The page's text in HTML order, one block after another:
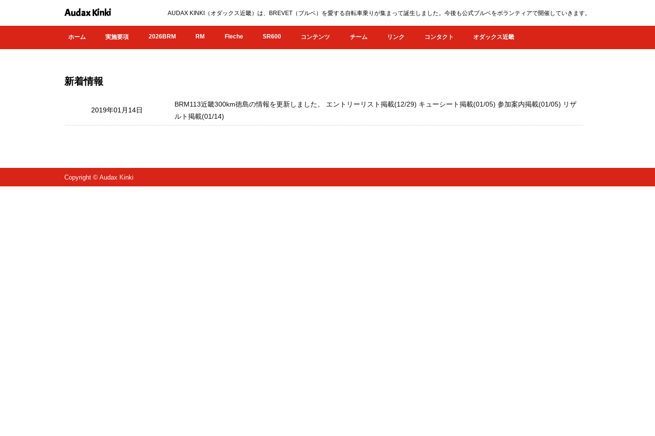
Audax Kinki AUDAX KINKI（オダックス近畿）は、BREVET（ブルベ）を愛する自転車乗りが集まって誕生しました。今後も公式ブルベをボランティアで開催していきます。
ホーム 実施要項 2026BRM RM Fleche SR600 コンテンツ チーム リンク コンタクト オダックス近畿
新着情報
2019年01月14日
BRM113近畿300km徳島の情報を更新しました。 エントリーリスト掲載(12/29) キューシート掲載(01/05) 参加案内掲載(01/05) リザ
ルト掲載(01/14)
Copyright © Audax Kinki